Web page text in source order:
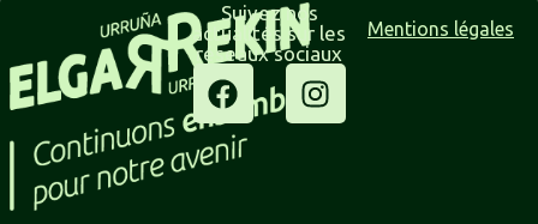
Suivez nos
actualités sur les
réseaux sociaux
Mentions légales